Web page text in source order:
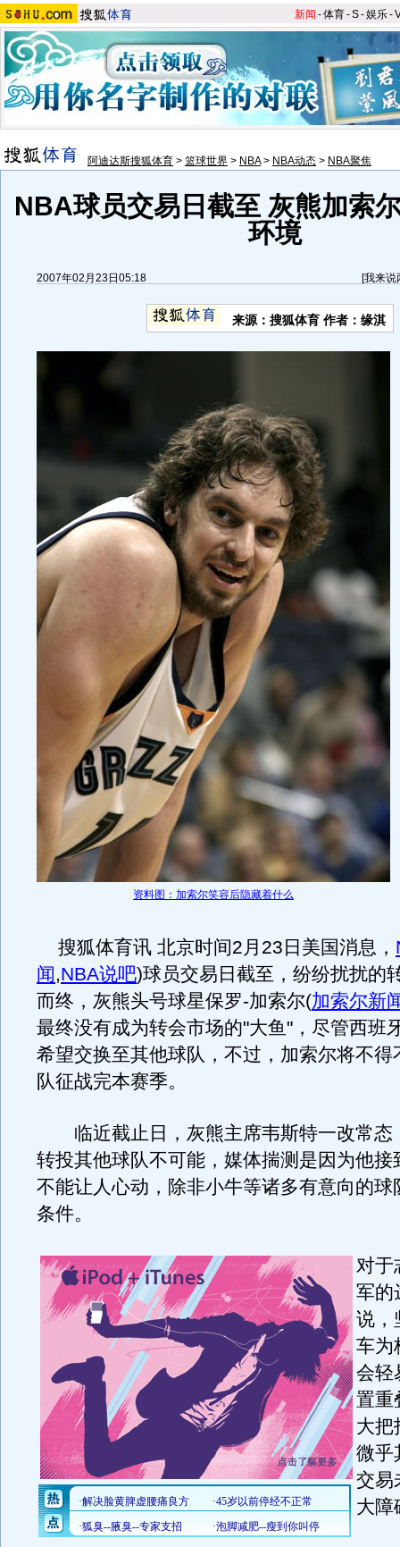
新闻 -体育-S-娱乐-
阿迪达斯搜狐体育 > 篮球世界 > NBA> NBA动态 > NBA聚焦
NBA球员交易日截至 灰熊加索
环境
2007年02月23日05:18 [我来说
来源：搜狐体育 作者：缘淇
资料图：加索尔笑容后隐藏着什么
搜狐体育讯 北京时间2月23日美国消息，
闻,NBA说吧)球员交易日截至，纷纷扰扰的
而终，灰熊头号球星保罗-加索尔(加索尔新
最终没有成为转会市场的"大鱼"，尽管西班
希望交换至其他球队，不过，加索尔将不得
队征战完本赛季。
临近截止日，灰熊主席韦斯特一改常态
转投其他球队不可能，媒体揣测是因为他接
不能让人心动，除非小牛等诸多有意向的球
条件。
对于
军的
说，
车为
会轻
置重
大把
微乎
交易
大障